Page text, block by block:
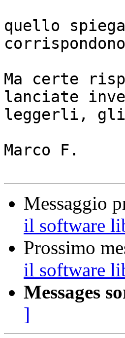
quello
Ma certe
lanciate
leggerli,
Marco F.
Messaggio
il software
Prossimo
il software
Messages
]